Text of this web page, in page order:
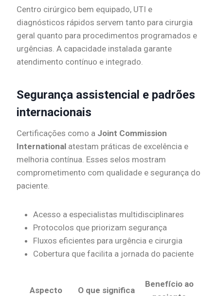
Centro cirúrgico bem equipado, UTI e
diagnósticos rápidos servem tanto para cirurgia
geral quanto para procedimentos programados e
urgências. A capacidade instalada garante
atendimento contínuo e integrado.
Segurança assistencial e padrões
internacionais
Certificações como a Joint Commission
International atestam práticas de excelência e
melhoria contínua. Esses selos mostram
comprometimento com qualidade e segurança do
paciente.
Acesso a especialistas multidisciplinares
Protocolos que priorizam segurança
Fluxos eficientes para urgência e cirurgia
Cobertura que facilita a jornada do paciente
Aspecto O que significa
Benefício ao